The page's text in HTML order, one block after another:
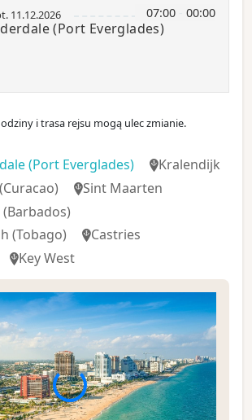
07:00 00:00
11.12.2026
(Port Everglades)
i trasa rejsu mogą ulec zmianie.
(Port Everglades)
Kralendijk
(Curacao)
Sint Maarten
(Tobago)
Castries
Key West